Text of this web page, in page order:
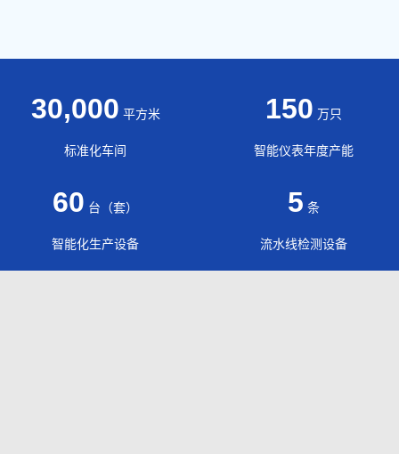
30,000 平方米
标准化车间
150 万只
智能仪表年度产能
60 台（套）
智能化生产设备
5 条
流水线检测设备